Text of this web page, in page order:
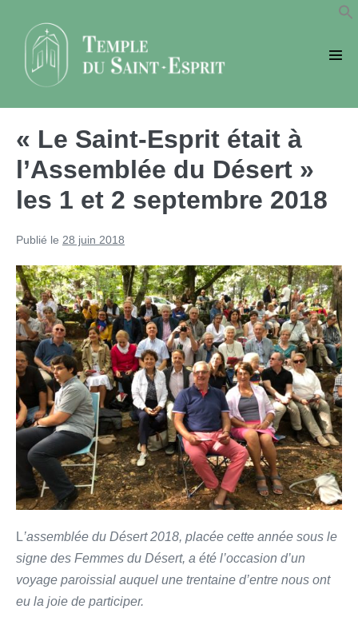
contenu
« Le Saint-Esprit était à
l’Assemblée du Désert »
les 1 et 2 septembre 2018
Publié le 28 juin 2018
L’assemblée du Désert 2018, placée cette année sous le
signe des Femmes du Désert, a été l’occasion d’un
voyage paroissial auquel une trentaine d’entre nous ont
eu la joie de participer.